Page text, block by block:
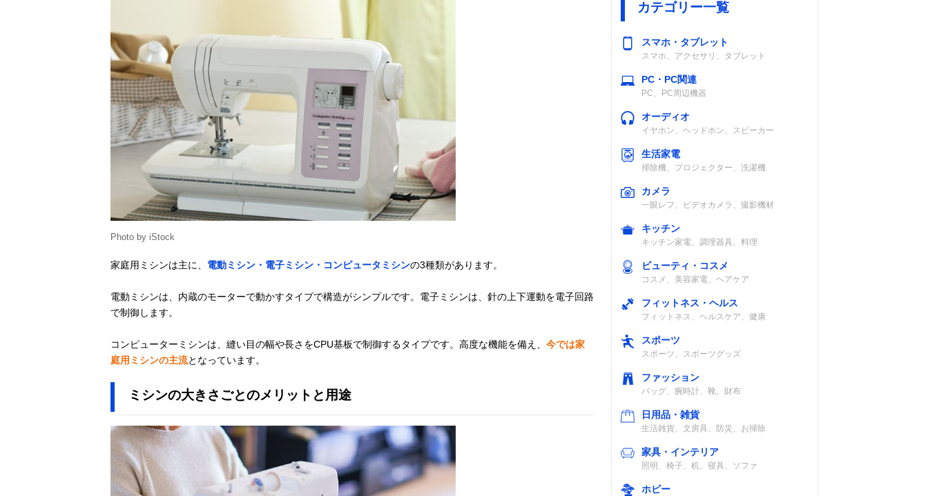
Photo by iStock
家庭用ミシンは主に、 電動ミシン・電子ミシン・コンピュータミシンの3種類があります。
電動ミシンは、内蔵のモーターで動かすタイプで構造がシンプルです。電子ミシンは、針の上下運動を電子回路
で制御します。
コンピューターミシンは、縫い目の幅や長さをCPU基板で制御するタイプです。高度な機能を備え、 今では家
庭用ミシンの主流となっています。
ミシンの大きさごとのメリットと用途
カテゴリー一覧
スマホ・タブレット
スマホ、アクセサリ、タブレット
PC・PC関連
PC、PC周辺機器
オーディオ
イヤホン、ヘッドホン、スピーカー
生活家電
掃除機、プロジェクター、洗濯機
カメラ
一眼レフ、ビデオカメラ、撮影機材
キッチン
キッチン家電、調理器具、料理
ビューティ・コスメ
コスメ、美容家電、ヘアケア
フィットネス・ヘルス
フィットネス、ヘルスケア、健康
スポーツ
スポーツ、スポーツグッズ
ファッション
バッグ、腕時計、靴、財布
日用品・雑貨
生活雑貨、文房具、防災、お掃除
家具・インテリア
照明、椅子、机、寝具、ソファ
ホビー